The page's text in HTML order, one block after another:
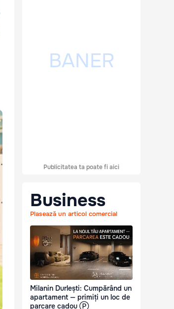
Publicitatea ta poate fi aici
Business
Plasează un articol comercial
Milanin Durlești: Cumpărând un
apartament — primiți un loc de
parcare cadou Ⓟ